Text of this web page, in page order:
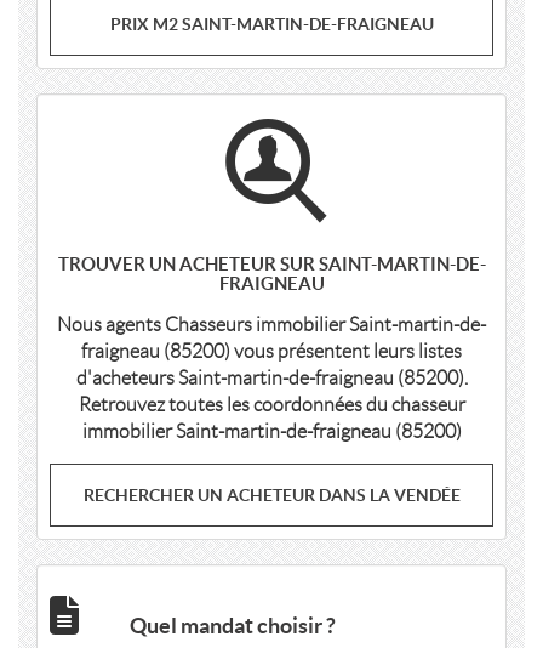
PRIX M2 SAINT-MARTIN-DE-FRAIGNEAU
TROUVER UN ACHETEUR SUR SAINT-MARTIN-DE-
FRAIGNEAU
Nous agents Chasseurs immobilier Saint-martin-de-
fraigneau (85200) vous présentent leurs listes
d'acheteurs Saint-martin-de-fraigneau (85200).
Retrouvez toutes les coordonnées du chasseur
immobilier Saint-martin-de-fraigneau (85200)
RECHERCHER UN ACHETEUR DANS LA VENDÉE
Quel mandat choisir ?